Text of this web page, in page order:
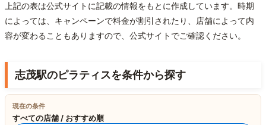
上記の表は公式サイトに記載の情報をもとに作成しています。時期
によっては、キャンペーンで料金が割引されたり、店舗によって内
容が変わることもありますので、公式サイトでご確認ください。
志茂駅のピラティスを条件から探す
現在の条件
すべての店舗 / おすすめ順